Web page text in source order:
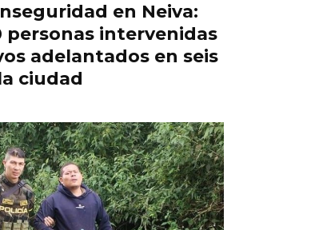
en Neiva:
personas intervenidas
adelantados en seis
ciudad